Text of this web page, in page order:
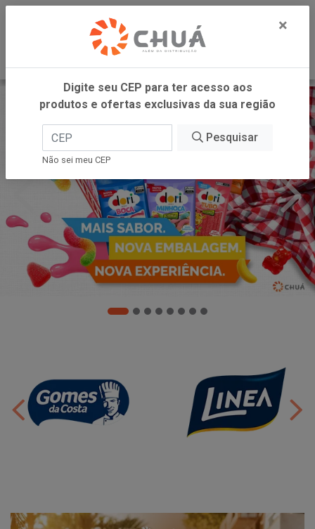
×
Digite seu CEP para ter acesso aos
produtos e ofertas exclusivas da sua região
Pesquisar
Não sei meu CEP